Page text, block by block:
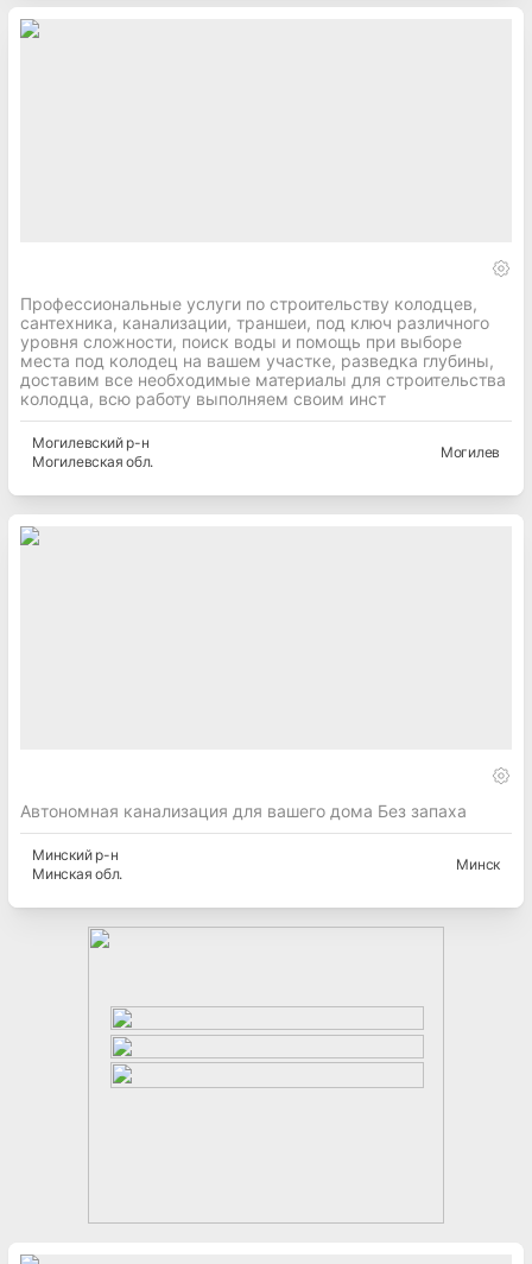
Профессиональные услуги по строительству колодцев,
сантехника, канализации, траншеи, под ключ различного
уровня сложности, поиск воды и помощь при выборе
места под колодец на вашем участке, разведка глубины,
доставим все необходимые материалы для строительства
колодца, всю работу выполняем своим инст
Могилевскийр-н
Могилевская обл.
Могилев
Автономная канализация для вашего дома Без запаха
Минскийр-н
Минская обл.
Минск